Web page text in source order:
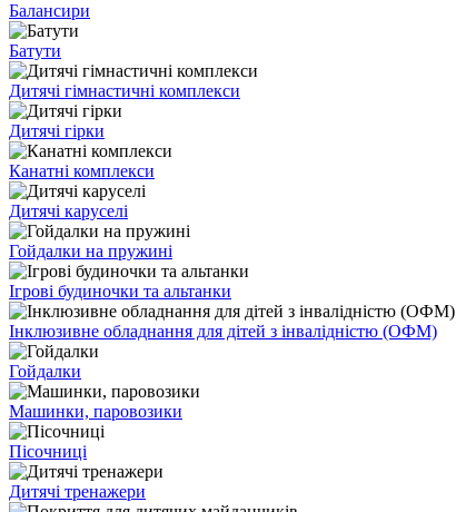
Балансири
Батути
Дитячі гімнастичні комплекси
Дитячі гірки
Канатні комплекси
Дитячі каруселі
Гойдалки на пружині
Ігрові будиночки та альтанки
Інклюзивне обладнання для дітей з інвалідністю (ОФМ)
Гойдалки
Машинки, паровозики
Пісочниці
Дитячі тренажери